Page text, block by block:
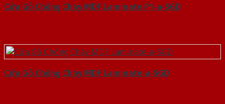
Cửa Gỗ Chống Cháy MDF Laminate P1-a-SGD
Cửa Gỗ Chống Cháy MDF Laminate-a-SGD